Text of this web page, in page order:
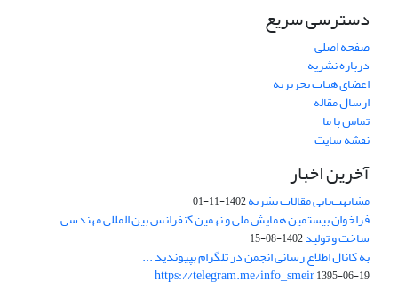
دسترسی سریع
صفحه اصلی
درباره نشریه
اعضای هیات تحریریه
ارسال مقاله
تماس با ما
نقشه سایت
آخرین اخبار
مشابهت‌یابی مقالات نشریه1402-11-01
فراخوان بیستمین همایش ملی و نهمین کنفرانس بین المللی مهندسی
ساخت و تولید1402-08-15
به کانال اطلاع رسانی انجمن در تلگرام بپیوندید ...
https://telegram.me/info_smeir1395-06-19